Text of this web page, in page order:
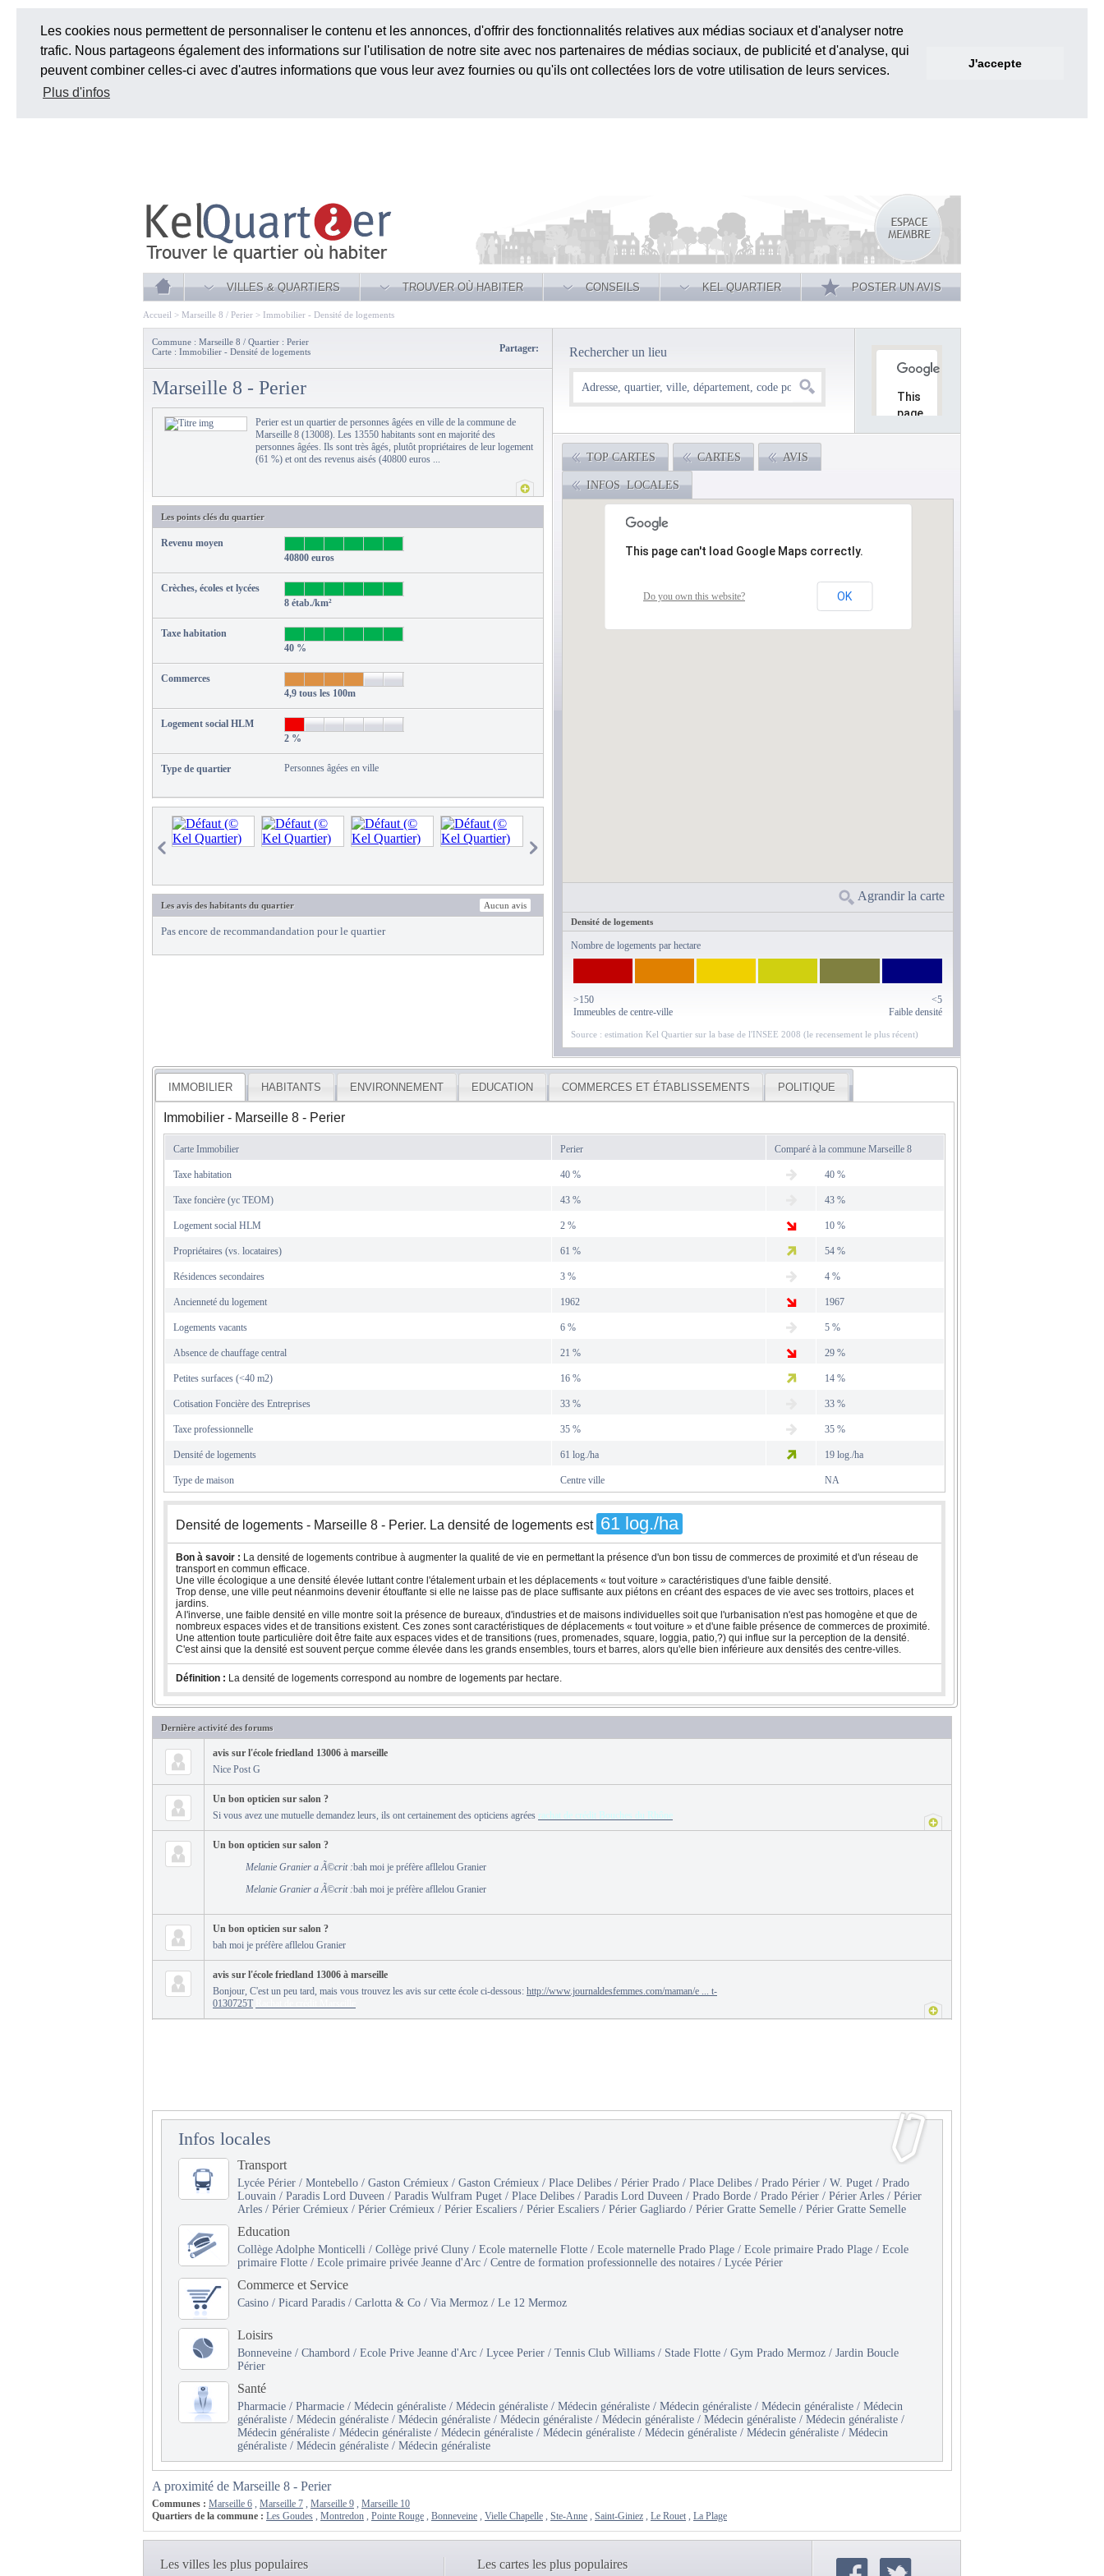
Les cookies nous permettent de personnaliser le contenu et les annonces, d'offrir des fonctionnalités relatives aux médias sociaux et d'analyser notre
trafic. Nous partageons également des informations sur l'utilisation de notre site avec nos partenaires de médias sociaux, de publicité et d'analyse, qui
peuvent combiner celles-ci avec d'autres informations que vous leur avez fournies ou qu'ils ont collectées lors de votre utilisation de leurs services.
Plus d'infos
J'accepte
VILLES & QUARTIERS TROUVER OÙ HABITER CONSEILS KEL QUARTIER POSTER UN AVIS
Accueil > Marseille 8 / Perier > Immobilier - Densité de logements
Partager:
Commune : Marseille 8 / Quartier : Perier
Carte : Immobilier - Densité de logements
Marseille 8 - Perier
Perier est un quartier de personnes âgées en ville de la commune de
Marseille 8 (13008). Les 13550 habitants sont en majorité des
personnes âgées. Ils sont très âgés, plutôt propriétaires de leur logement
(61 %) et ont des revenus aisés (40800 euros ...
Les points clés du quartier
Revenu moyen
40800 euros
Crèches, écoles et lycées
8 étab./km²
Taxe habitation
40 %
Commerces
4,9 tous les 100m
Logement social HLM
2 %
Type de quartier Personnes âgées en ville
Aucun avis
Les avis des habitants du quartier
Pas encore de recommandandation pour le quartier
Rechercher un lieu
This
page
TOP CARTES CARTES AVIS
INFOS LOCALES
This page can't load Google Maps correctly.
Do you own this website? OK
Agrandir la carte
Densité de logements
Nombre de logements par hectare
>150
Immeubles de centre-ville
<5
Faible densité
Source : estimation Kel Quartier sur la base de l'INSEE 2008 (le recensement le plus récent)
IMMOBILIER HABITANTS ENVIRONNEMENT EDUCATION COMMERCES ET ÉTABLISSEMENTS POLITIQUE
Immobilier - Marseille 8 - Perier
Carte Immobilier Perier Comparé à la commune Marseille 8
Taxe habitation 40 % 40 %
Taxe foncière (yc TEOM) 43 % 43 %
Logement social HLM 2 % 10 %
Propriétaires (vs. locataires) 61 % 54 %
Résidences secondaires 3 % 4 %
Ancienneté du logement 1962 1967
Logements vacants 6 % 5 %
Absence de chauffage central 21 % 29 %
Petites surfaces (<40 m2) 16 % 14 %
Cotisation Foncière des Entreprises 33 % 33 %
Taxe professionnelle 35 % 35 %
Densité de logements 61 log./ha 19 log./ha
Type de maison Centre ville NA
Densité de logements - Marseille 8 - Perier. La densité de logements est 61 log./ha
Bon à savoir : La densité de logements contribue à augmenter la qualité de vie en permettant la présence d'un bon tissu de commerces de proximité et d'un réseau de
transport en commun efficace.
Une ville écologique a une densité élevée luttant contre l'étalement urbain et les déplacements « tout voiture » caractéristiques d'une faible densité.
Trop dense, une ville peut néanmoins devenir étouffante si elle ne laisse pas de place suffisante aux piétons en créant des espaces de vie avec ses trottoirs, places et
jardins.
A l'inverse, une faible densité en ville montre soit la présence de bureaux, d'industries et de maisons individuelles soit que l'urbanisation n'est pas homogène et que de
nombreux espaces vides et de transitions existent. Ces zones sont caractéristiques de déplacements « tout voiture » et d'une faible présence de commerces de proximité.
Une attention toute particulière doit être faite aux espaces vides et de transitions (rues, promenades, square, loggia, patio,?) qui influe sur la perception de la densité.
C'est ainsi que la densité est souvent perçue comme élevée dans les grands ensembles, tours et barres, alors qu'elle bien inférieure aux densités des centre-villes.
Définition : La densité de logements correspond au nombre de logements par hectare.
Dernière activité des forums
avis sur l'école friedland 13006 à marseille
Nice Post G
Un bon opticien sur salon ?
Si vous avez une mutuelle demandez leurs, ils ont certainement des opticiens agrées rachat de crédit Bouches du Rhône
Un bon opticien sur salon ?
Melanie Granier a Ã©crit :bah moi je préfère afllelou Granier
Melanie Granier a Ã©crit :bah moi je préfère afllelou Granier
Un bon opticien sur salon ?
bah moi je préfère afllelou Granier
avis sur l'école friedland 13006 à marseille
Bonjour, C'est un peu tard, mais vous trouvez les avis sur cette école ci-dessous: http://www.journaldesfemmes.com/maman/e ... t-
0130725T
Infos locales
Transport
Lycée Périer / Montebello / Gaston Crémieux / Gaston Crémieux / Place Delibes / Périer Prado / Place Delibes / Prado Périer / W. Puget / Prado
Louvain / Paradis Lord Duveen / Paradis Wulfram Puget / Place Delibes / Paradis Lord Duveen / Prado Borde / Prado Périer / Périer Arles / Périer
Arles / Périer Crémieux / Périer Crémieux / Périer Escaliers / Périer Escaliers / Périer Gagliardo / Périer Gratte Semelle / Périer Gratte Semelle
Education
Collège Adolphe Monticelli / Collège privé Cluny / Ecole maternelle Flotte / Ecole maternelle Prado Plage / Ecole primaire Prado Plage / Ecole
primaire Flotte / Ecole primaire privée Jeanne d'Arc / Centre de formation professionnelle des notaires / Lycée Périer
Commerce et Service
Casino / Picard Paradis / Carlotta & Co / Via Mermoz / Le 12 Mermoz
Loisirs
Bonneveine / Chambord / Ecole Prive Jeanne d'Arc / Lycee Perier / Tennis Club Williams / Stade Flotte / Gym Prado Mermoz / Jardin Boucle
Périer
Santé
Pharmacie / Pharmacie / Médecin généraliste / Médecin généraliste / Médecin généraliste / Médecin généraliste / Médecin généraliste / Médecin
généraliste / Médecin généraliste / Médecin généraliste / Médecin généraliste / Médecin généraliste / Médecin généraliste / Médecin généraliste /
Médecin généraliste / Médecin généraliste / Médecin généraliste / Médecin généraliste / Médecin généraliste / Médecin généraliste / Médecin
généraliste / Médecin généraliste / Médecin généraliste
A proximité de Marseille 8 - Perier
Communes : Marseille 6 , Marseille 7 , Marseille 9 , Marseille 10
Quartiers de la commune : Les Goudes , Montredon , Pointe Rouge , Bonneveine , Vielle Chapelle , Ste-Anne , Saint-Giniez , Le Rouet , La Plage
Les villes les plus populaires Les cartes les plus populaires